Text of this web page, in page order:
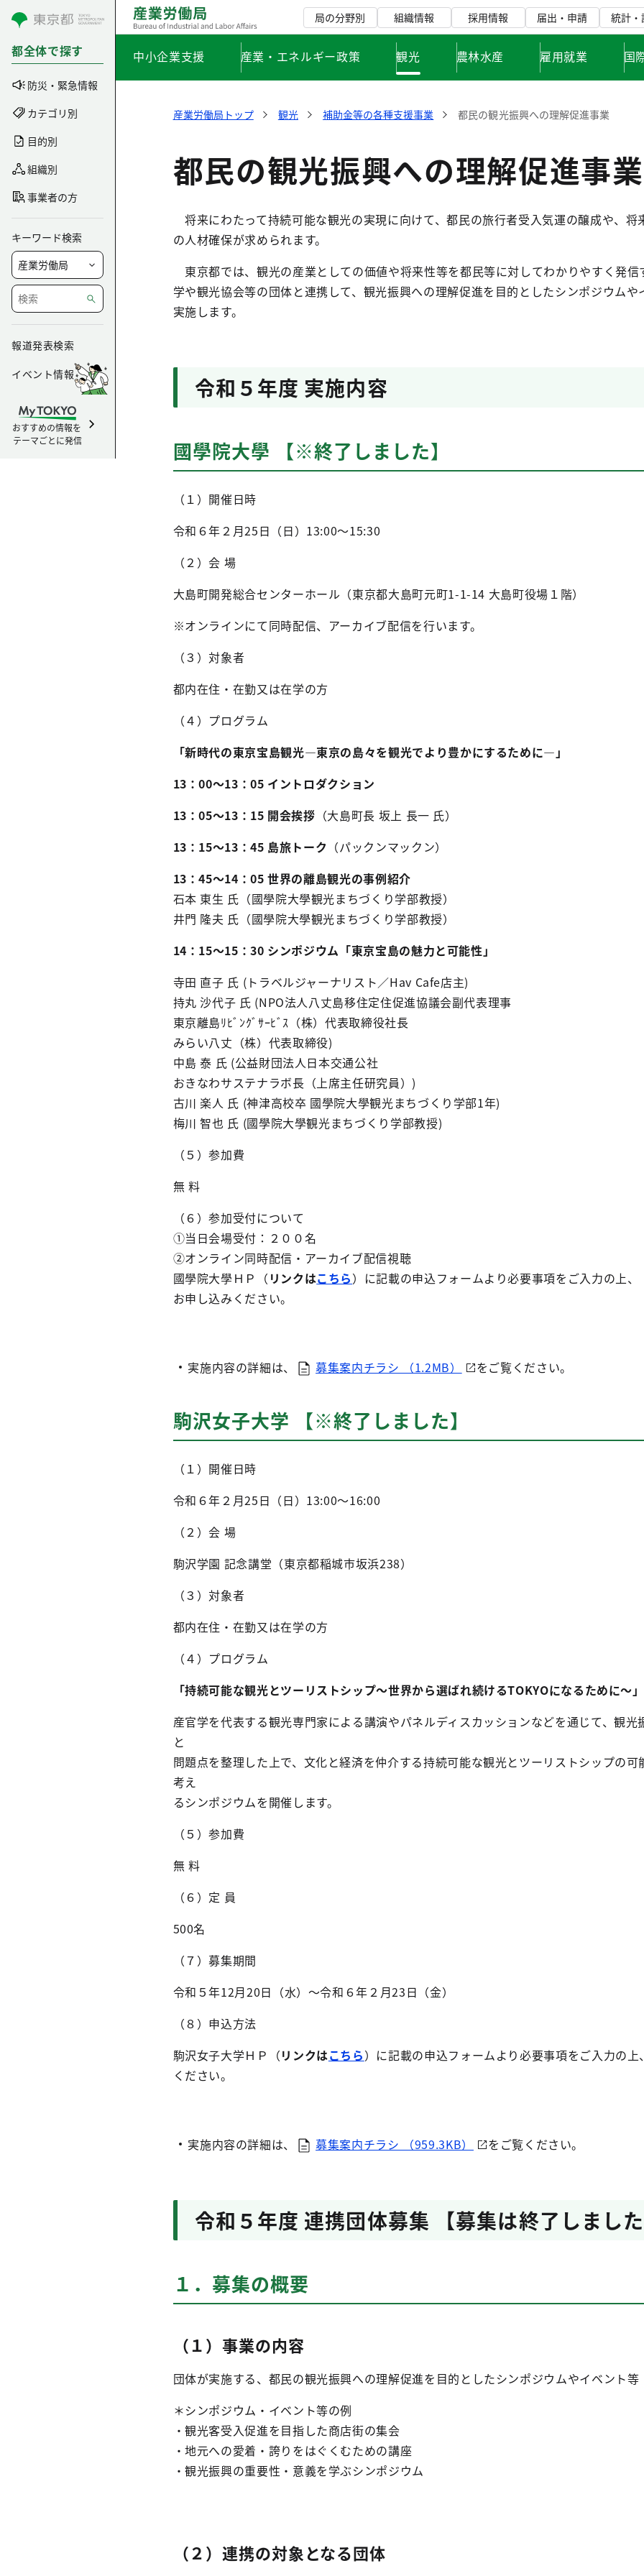
コンテンツにスキップ
都全体で探す
防災・緊急情報
カテゴリ別
目的別
組織別
事業者の方
キーワード検索
報道発表検索
イベント情報
おすすめの情報を
テーマごとに発信
局の分野別 組織情報 採用情報 届出・申請 統計・
中小企業支援 産業・エネルギー政策 観光 農林水産 雇用就業 国
産業労働局トップ 観光 補助金等の各種支援事業 都民の観光振興への理解促進事業
都民の観光振興への理解促進事業
将来にわたって持続可能な観光の実現に向けて、都民の旅行者受入気運の醸成や、将
の人材確保が求められます。
東京都では、観光の産業としての価値や将来性等を都民等に対してわかりやすく発信
学や観光協会等の団体と連携して、観光振興への理解促進を目的としたシンポジウムや
実施します。
令和５年度 実施内容
國學院大學 【※終了しました】
（１）開催日時
令和６年２月25日（日）13:00～15:30
（２）会 場
大島町開発総合センターホール（東京都大島町元町1-1-14 大島町役場１階）
※オンラインにて同時配信、アーカイブ配信を行います。
（３）対象者
都内在住・在勤又は在学の方
（４）プログラム
「新時代の東京宝島観光―東京の島々を観光でより豊かにするために―」
13：00～13：05 イントロダクション
13：05～13：15 開会挨拶 （大島町長 坂上 長一 氏）
13：15～13：45 島旅トーク （パックンマックン）
13：45～14：05 世界の離島観光の事例紹介
石本 東生 氏（國學院大學観光まちづくり学部教授）
井門 隆夫 氏（國學院大學観光まちづくり学部教授）
14：15～15：30 シンポジウム「東京宝島の魅力と可能性」
寺田 直子 氏 (トラベルジャーナリスト／Hav Cafe店主)
持丸 沙代子 氏 (NPO法人八丈島移住定住促進協議会副代表理事
東京離島ﾘﾋﾞﾝｸﾞｻｰﾋﾞｽ（株）代表取締役社長
みらい八丈（株）代表取締役)
中島 泰 氏 (公益財団法人日本交通公社
おきなわサステナラボ長（上席主任研究員）)
古川 楽人 氏 (神津高校卒 國學院大學観光まちづくり学部1年)
梅川 智也 氏 (國學院大學観光まちづくり学部教授)
（５）参加費
無 料
（６）参加受付について
①当日会場受付：２００名
②オンライン同時配信・アーカイブ配信視聴
國學院大學ＨＰ（ リンクはこちら）に記載の申込フォームより必要事項をご入力の上、
お申し込みください。
実施内容の詳細は、 募集案内チラシ （1.2MB） をご覧ください。
駒沢女子大学 【※終了しました】
（１）開催日時
令和６年２月25日（日）13:00～16:00
（２）会 場
駒沢学園 記念講堂（東京都稲城市坂浜238）
（３）対象者
都内在住・在勤又は在学の方
（４）プログラム
「持続可能な観光とツーリストシップ～世界から選ばれ続けるTOKYOになるために～」
産官学を代表する観光専門家による講演やパネルディスカッションなどを通じて、観光
と
問題点を整理した上で、文化と経済を仲介する持続可能な観光とツーリストシップの可
考え
るシンポジウムを開催します。
（５）参加費
無 料
（６）定 員
500名
（７）募集期間
令和５年12月20日（水）～令和６年２月23日（金）
（８）申込方法
駒沢女子大学ＨＰ（リンクはこちら）に記載の申込フォームより必要事項をご入力の
ください。
実施内容の詳細は、 募集案内チラシ （959.3KB） をご覧ください。
令和５年度 連携団体募集 【募集は終了しまし
１．募集の概要
（１）事業の内容
団体が実施する、都民の観光振興への理解促進を目的としたシンポジウムやイベント等
＊シンポジウム・イベント等の例
・観光客受入促進を目指した商店街の集会
・地元への愛着・誇りをはぐくむための講座
・観光振興の重要性・意義を学ぶシンポジウム
（２）連携の対象となる団体